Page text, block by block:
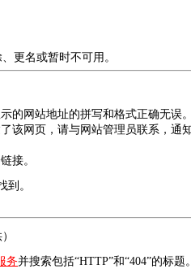
更名或暂时不可用。
的网站地址的拼写和格式正确无误
该网页，请与网站管理员联系，通
接。
到。
务并搜索包括“HTTP”和“404”的标题